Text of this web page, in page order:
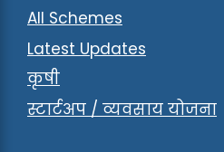
All Schemes
Latest Updates
कृषी
स्टार्टअप / व्यवसाय योजना